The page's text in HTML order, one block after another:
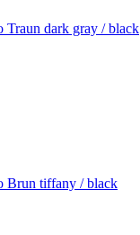
dark gray / black
Brun tiffany / black